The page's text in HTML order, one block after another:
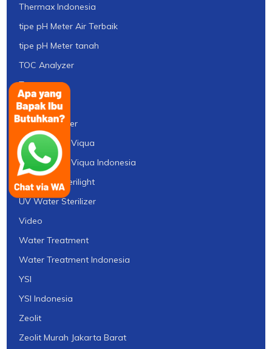
Thermax Indonesia
tipe pH Meter Air Terbaik
tipe pH Meter tanah
TOC Analyzer
Toray
TSS Meter
Turbidity Meter
UV Sterilight Viqua
UV Sterilight Viqua Indonesia
UV Viqua Sterilight
UV Water Sterilizer
Video
Water Treatment
Water Treatment Indonesia
YSI
YSI Indonesia
Zeolit
Zeolit Murah Jakarta Barat